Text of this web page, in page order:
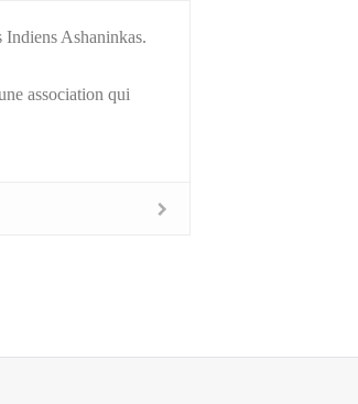
Indiens Ashaninkas.
association qui